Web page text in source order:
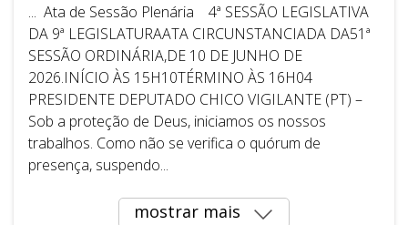
... Ata de Sessão Plenária 4ª SESSÃO LEGISLATIVA
DA 9ª LEGISLATURAATA CIRCUNSTANCIADA DA51ª
SESSÃO ORDINÁRIA,DE 10 DE JUNHO DE
2026.INÍCIO ÀS 15H10TÉRMINO ÀS 16H04
PRESIDENTE DEPUTADO CHICO VIGILANTE (PT) –
Sob a proteção de Deus, iniciamos os nossos
trabalhos. Como não se verifica o quórum de
presença, suspendo...
mostrar mais